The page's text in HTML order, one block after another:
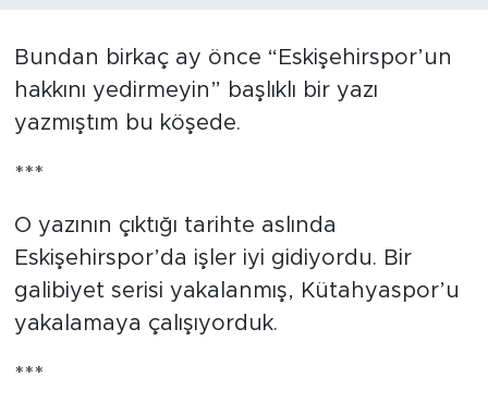
Bundan birkaç ay önce “Eskişehirspor’un
hakkını yedirmeyin” başlıklı bir yazı
yazmıştım bu köşede.
***
O yazının çıktığı tarihte aslında
Eskişehirspor’da işler iyi gidiyordu. Bir
galibiyet serisi yakalanmış, Kütahyaspor’u
yakalamaya çalışıyorduk.
***
Resmi İlanlar
Söyleşi
Teknoloji
Politika